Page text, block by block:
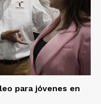
para jóvenes en